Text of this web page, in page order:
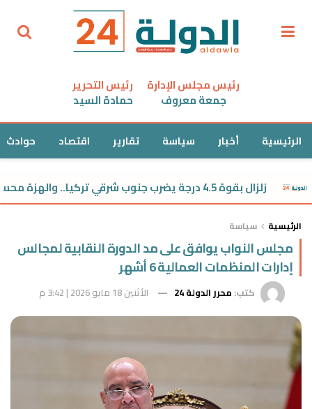
رئيس مجلس الإدارة
جمعة معروف
رئيس التحرير
حمادة السيد
الرئيسية أخبار سياسة تقارير اقتصاد حوادث
زلزال بقوة 4.5 درجة يضرب جنوب شرقي تركيا.. والهزة محسوسة في سوريا
الرئيسية سياسة
مجلس النواب يوافق على مد الدورة النقابية لمجالس
إدارات المنظمات العمالية 6 أشهر
كتب: محرر الدولة 24 الأثنين 18 مايو 2026 | 3:42 م